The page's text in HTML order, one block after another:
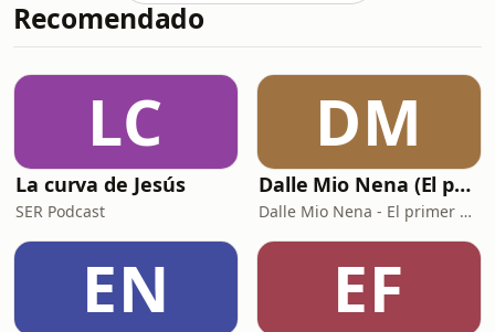
significa realmente orquestar los
ingresos. En qué se diferencia de
ventas". Por qué es imprescindible en
un contexto donde los compradores
B2B solo
Recomendado
LC
La curva de Jesús
SER Podcast
DM
Dalle Mio Nena (El primer podcast rural de España)
Dalle Mio Nena - El primer podcast rural de España
EN EF